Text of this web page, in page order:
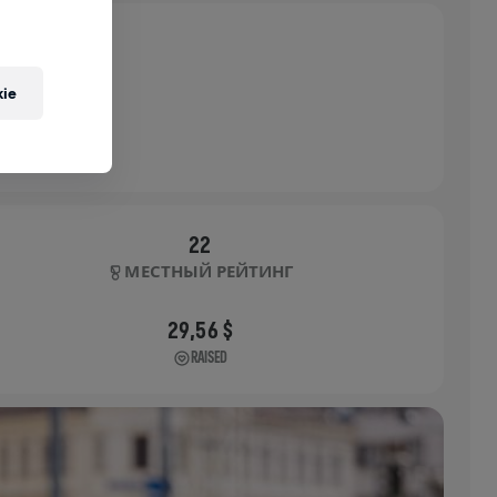
22
МЕСТНЫЙ РЕЙТИНГ
29,56 $
RAISED